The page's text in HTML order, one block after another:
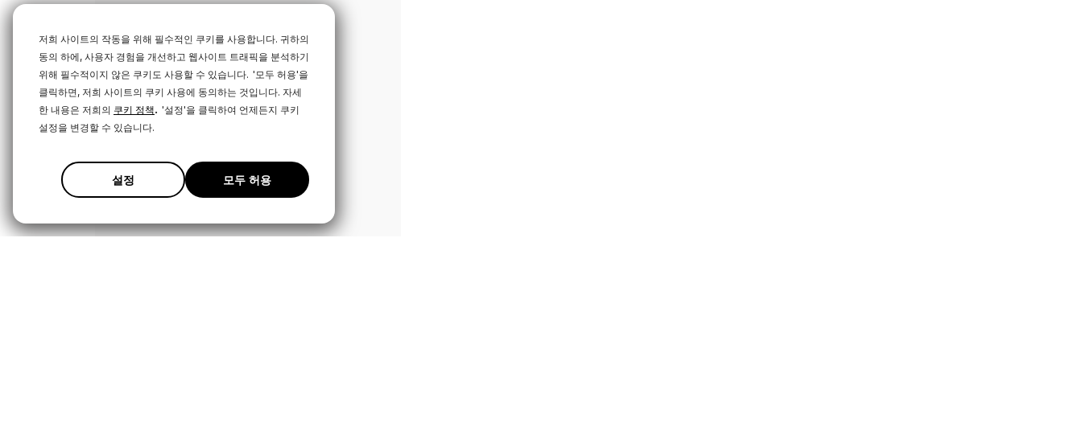
저희 사이트의 작동을 위해 필수적인 쿠키를 사용합니다. 귀하의
동의 하에, 사용자 경험을 개선하고 웹사이트 트래픽을 분석하기
위해 필수적이지 않은 쿠키도 사용할 수 있습니다. '모두 허용'을
클릭하면, 저희 사이트의 쿠키 사용에 동의하는 것입니다. 자세
한 내용은 저희의 쿠키 정책. '설정'을 클릭하여 언제든지 쿠키
설정을 변경할 수 있습니다.
설정 모두 허용